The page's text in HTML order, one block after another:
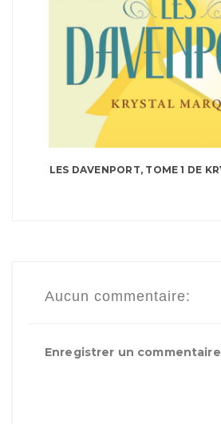
LES DAVENPORT, TOME 1 DE
Aucun commentaire:
Enregistrer un commentaire